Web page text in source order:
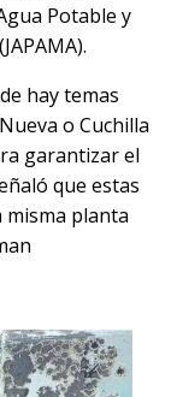
Potable y
hay temas
o Cuchilla
garantizar el
que estas
misma planta